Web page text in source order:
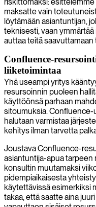
maksatte vain
löytämään asiantuntijan,
teknisesti, vaan
auttaa teitä
Confluence-
liiketoimintaa
Yhä useampi yritys
resursoinnin puoleen
käyttöönsä parhaan
sitoumuksia. Confluence-
halutaan varmistaa
kehitys ilman tarvetta
Joustava Confluence-
asiantuntija-apua tarpeen
konsultin muutamaksi
pidempiaikaisesta
käytettävissä esimerkiksi
takaa, että saatte aina